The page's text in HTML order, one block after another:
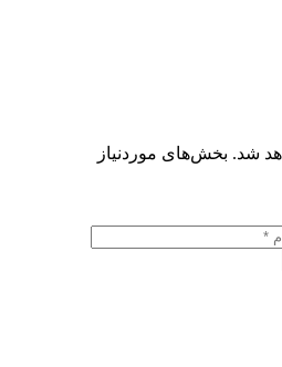
شد. بخش‌های موردنیاز